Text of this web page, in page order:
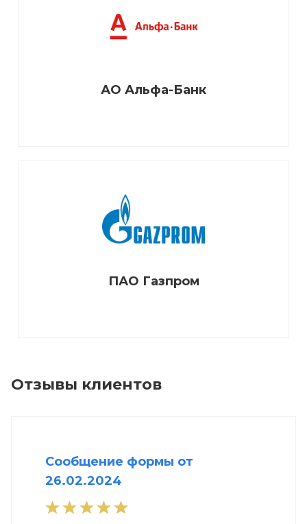
АО Альфа-Банк
ПАО Газпром
Отзывы клиентов
Сообщение формы от
26.02.2024